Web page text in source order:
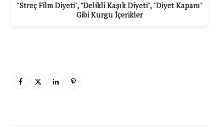
"Streç Film Diyeti", "Delikli Kaşık Diyeti", "Diyet Kapanı"
Gibi Kurgu İçerikler